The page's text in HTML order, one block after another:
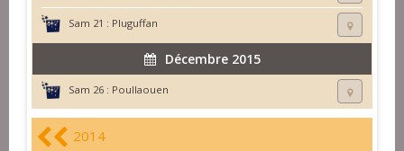
Sam 21 : Pluguffan
Décembre 2015
Sam 26 : Poullaouen
2014